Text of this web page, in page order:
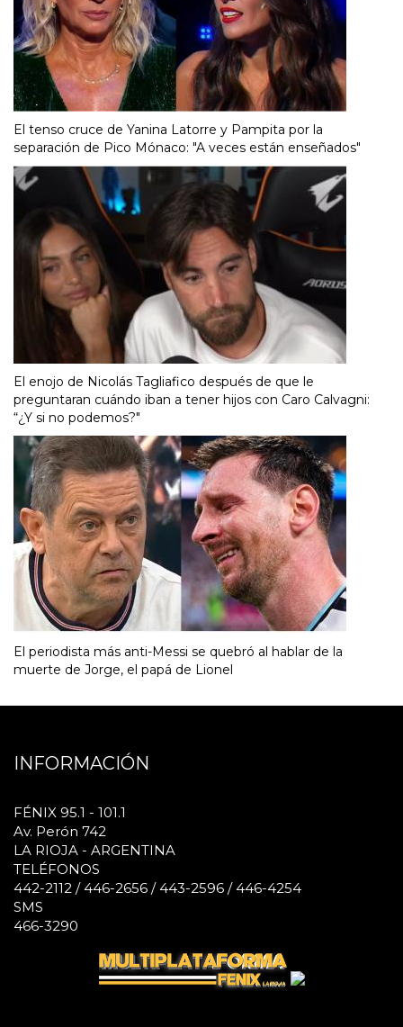
El tenso cruce de Yanina Latorre y Pampita por la
separación de Pico Mónaco: "A veces están enseñados"
El enojo de Nicolás Tagliafico después de que le
preguntaran cuándo iban a tener hijos con Caro Calvagni:
“¿Y si no podemos?"
El periodista más anti-Messi se quebró al hablar de la
muerte de Jorge, el papá de Lionel
INFORMACIÓN
FÉNIX 95.1 - 101.1
Av. Perón 742
LA RIOJA - ARGENTINA
TELÉFONOS
442-2112 / 446-2656 / 443-2596 / 446-4254
SMS
466-3290